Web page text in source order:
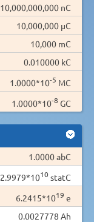
10,000,000,000 nC
10,000,000 µC
10,000 mC
0.010000 kC
1.0000*10-5 MC
1.0000*10-8 GC
1.0000 abC
2.9979*1010 statC
6.2415*1019 e
0.0027778 Ah